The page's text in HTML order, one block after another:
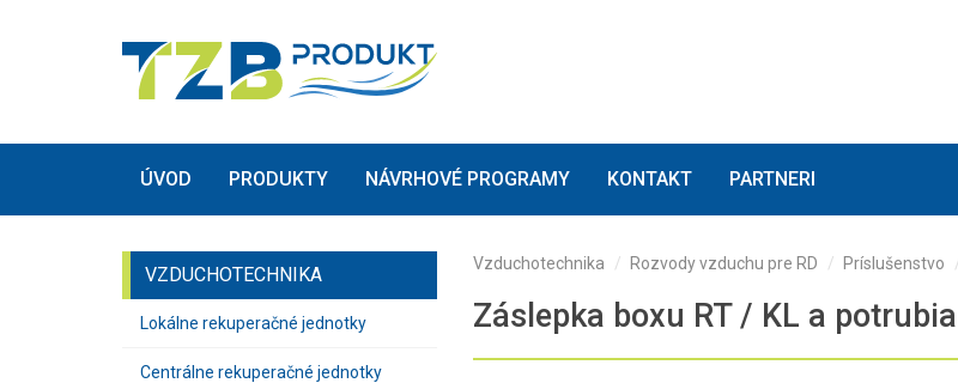
ÚVOD PRODUKTY NÁVRHOVÉ PROGRAMY KONTAKT PARTNERI
VZDUCHOTECHNIKA
Lokálne rekuperačné jednotky
Centrálne rekuperačné jednotky
Vzduchotechnika Rozvody vzduchu pre RD Príslušenstvo
Záslepka boxu RT / KL a